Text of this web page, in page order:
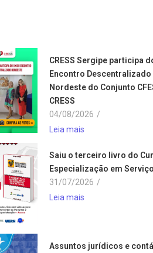
CRESS Sergipe participa do
Encontro Descentralizado
Nordeste do Conjunto
CRESS
04/08/2026 /
Leia mais
Saiu o terceiro livro do
Especialização em
31/07/2026 /
Leia mais
Assuntos jurídicos e